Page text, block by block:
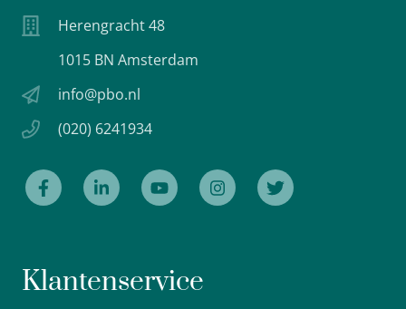
Herengracht 48
1015 BN Amsterdam
info@pbo.nl
(020) 6241934
Klantenservice